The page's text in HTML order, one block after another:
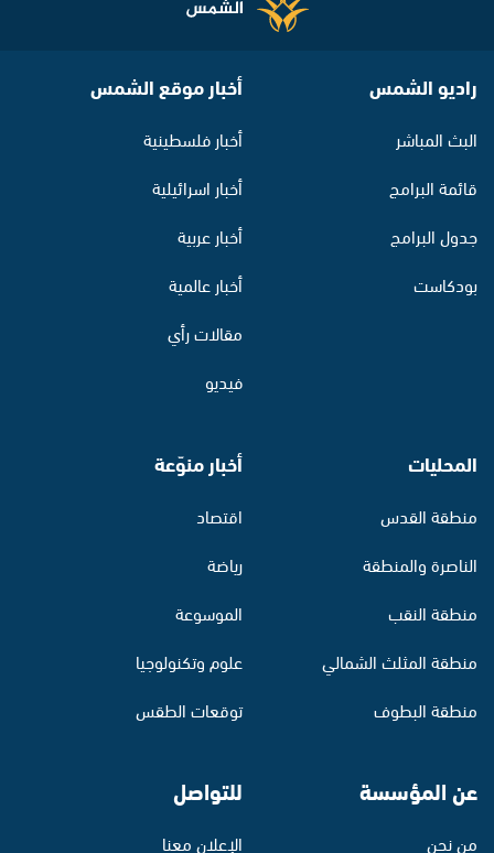
راديو الشمس
البث المباشر
قائمة البرامج
جدول البرامج
بودكاست
أخبار موقع الشمس
أخبار فلسطينية
أخبار اسرائيلية
أخبار عربية
أخبار عالمية
مقالات رأي
فيديو
المحليات
منطقة القدس
الناصرة والمنطقة
منطقة النقب
منطقة المثلث الشمالي
منطقة البطوف
أخبار منوّعة
اقتصاد
رياضة
الموسوعة
علوم وتكنولوجيا
توقعات الطقس
عن المؤسسة
من نحن
للتواصل
الإعلان معنا